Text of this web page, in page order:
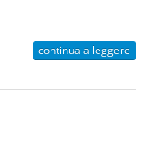
continua a leggere